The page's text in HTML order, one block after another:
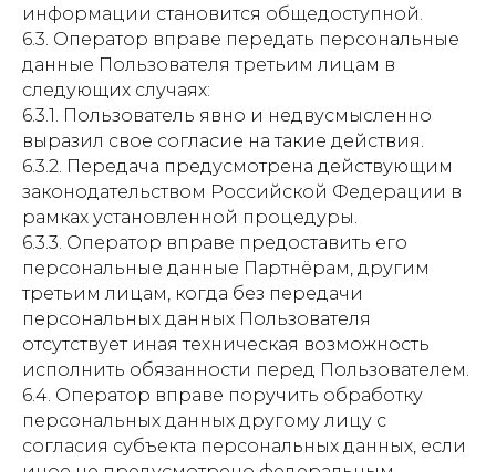
информации становится общедоступной.
6.3. Оператор вправе передать персональные
данные Пользователя третьим лицам в
следующих случаях:
6.3.1. Пользователь явно и недвусмысленно
выразил свое согласие на такие действия.
6.3.2. Передача предусмотрена действующим
законодательством Российской Федерации в
рамках установленной процедуры.
6.3.3. Оператор вправе предоставить его
персональные данные Партнёрам, другим
третьим лицам, когда без передачи
персональных данных Пользователя
отсутствует иная техническая возможность
исполнить обязанности перед Пользователем.
6.4. Оператор вправе поручить обработку
персональных данных другому лицу с
согласия субъекта персональных данных, если